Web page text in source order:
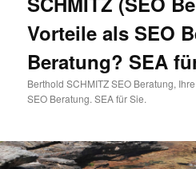
Vorteile als SEO
Beratung? SEA
Berthold SCHMITZ SEO Beratung,
SEO Beratung. SEA für Sie.